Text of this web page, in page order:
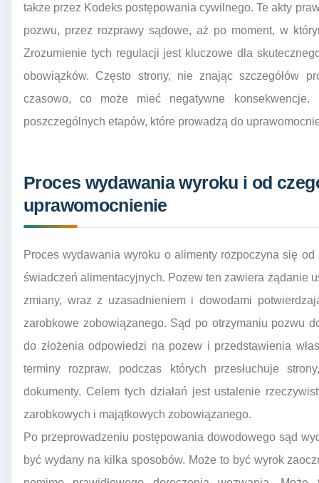
także przez Kodeks postępowania cywilnego. Te akty
pozwu, przez rozprawy sądowe, aż po moment, w
Zrozumienie tych regulacji jest kluczowe dla
obowiązków. Często strony, nie znając szczegółów
czasowo, co może mieć negatywne
poszczególnych etapów, które prowadzą do
Proces wydawania wyroku i od
uprawomocnienie
Proces wydawania wyroku o alimenty rozpoczyna się
świadczeń alimentacyjnych. Pozew ten zawiera żądanie
zmiany, wraz z uzasadnieniem i dowodami
zarobkowe zobowiązanego. Sąd po otrzymaniu pozwu
do złożenia odpowiedzi na pozew i przedstawienia
terminy rozpraw, podczas których przesłuchuje
dokumenty. Celem tych działań jest ustalenie
zarobkowych i majątkowych zobowiązanego.
Po przeprowadzeniu postępowania dowodowego sąd
być wydany na kilka sposobów. Może to być wyrok